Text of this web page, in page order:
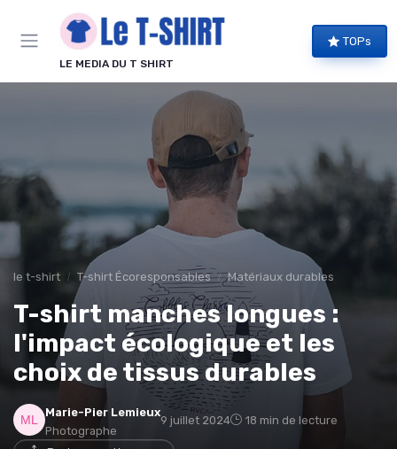
LE MEDIA DU T SHIRT
TOPs
le t-shirt T-shirt Écoresponsables Matériaux durables
T-shirt manches longues :
l'impact écologique et les
choix de tissus durables
Marie-Pier Lemieux
Photographe
9 juillet 2024 18 min de lecture
Panneau de gestion des cookies